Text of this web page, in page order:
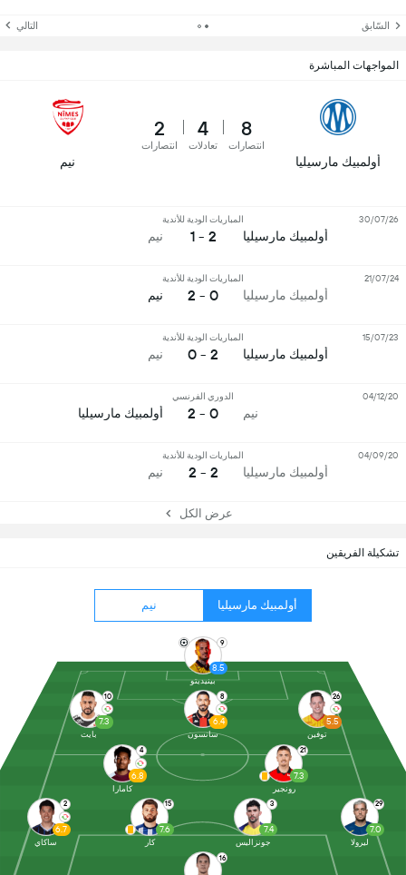
تشكيلة الفريقين
أولمبيك مارسيليا نيم
16
2
6.7
ساكاي
15
7.6
كار
3
7.4
جونزاليس
29
7.0
ليرولا
4
6.8
كامارا
21
7.3
رونجير
10
7.3
بايت
8
6.4
سانسون
26
5.5
توفين
9
8.5
بينيديتو
السّابق التالي
المواجهات المباشرة
أولمبيك مارسيليا
8
انتصارات
4
تعادلات
2
انتصارات
نيم
أولمبيك مارسيليا
المباريات الودية للأندية
2 - 1 نيم
30/07/26
أولمبيك مارسيليا
المباريات الودية للأندية
0 - 2 نيم
21/07/24
أولمبيك مارسيليا
المباريات الودية للأندية
2 - 0 نيم
15/07/23
نيم
الدوري الفرنسي
0 - 2 أولمبيك مارسيليا
04/12/20
أولمبيك مارسيليا
المباريات الودية للأندية
2 - 2 نيم
04/09/20
عرض الكل